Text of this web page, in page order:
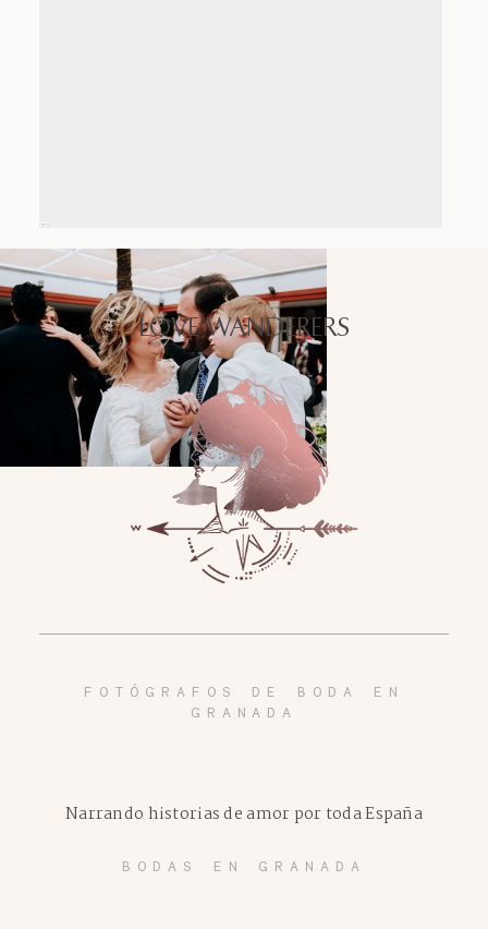
LOVE WANDERERS
FOTÓGRAFOS DE BODA EN
GRANADA
BODAS EN GRANADA
Narrando historias de amor por toda España